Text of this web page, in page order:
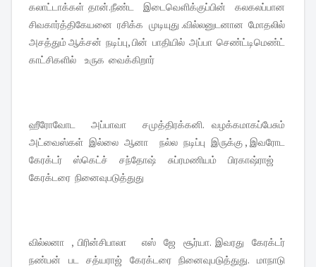
கலாட்டாக்கள் தான்.நீண்ட இடைவெளிக்குப்பின் கலகலப்பான
சிவகார்த்திகேயனை ரசிக்க முடியுது .வில்லனுடனான மோதலில்
அசத்தும் ஆக்சன் நடிப்பு, பின் பாதியில் அப்பா செண்ட்டிமெண்ட்
காட்சிகளில் உருக வைக்கிறார்
ஹீரோவோட அப்பாவா சமுத்திரக்கனி. வழக்கமாகப்பேசும்
அட்வைஸ்கள் இல்லை ஆனா நல்ல நடிப்பு இருக்கு , இவரோட
கேரக்டர் ஸ்கெட்ச் சந்தோஷ் சுப்ரமணியம் பிரகாஷ்ராஜ்
கேரக்டரை நினைவுபடுத்துது
வில்லனா , பிரின்சிபாலா எஸ் ஜே சூர்யா. இவரது கேரக்டர்
நண்பன் பட சத்யராஜ் கேரக்டரை நினைவுபடுத்துது. மாநாடு